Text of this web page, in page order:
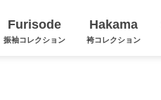
Furisode
振袖コレクション
Hakama
袴コレクション